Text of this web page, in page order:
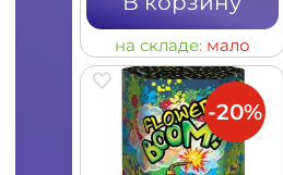
на складе: мало
-20%